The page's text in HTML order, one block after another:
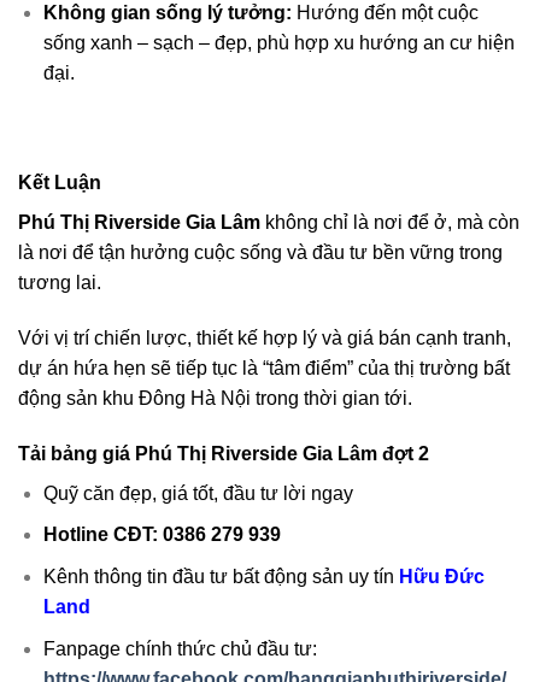
Không gian sống lý tưởng: Hướng đến một cuộc
sống xanh – sạch – đẹp, phù hợp xu hướng an cư hiện
đại.
Kết Luận
Phú Thị Riverside Gia Lâm không chỉ là nơi để ở, mà còn
là nơi để tận hưởng cuộc sống và đầu tư bền vững trong
tương lai.
Với vị trí chiến lược, thiết kế hợp lý và giá bán cạnh tranh,
dự án hứa hẹn sẽ tiếp tục là “tâm điểm” của thị trường bất
động sản khu Đông Hà Nội trong thời gian tới.
Tải bảng giá Phú Thị Riverside Gia Lâm đợt 2
Quỹ căn đẹp, giá tốt, đầu tư lời ngay
Hotline CĐT: 0386 279 939
Kênh thông tin đầu tư bất động sản uy tín Hữu Đức
Land
Fanpage chính thức chủ đầu tư: